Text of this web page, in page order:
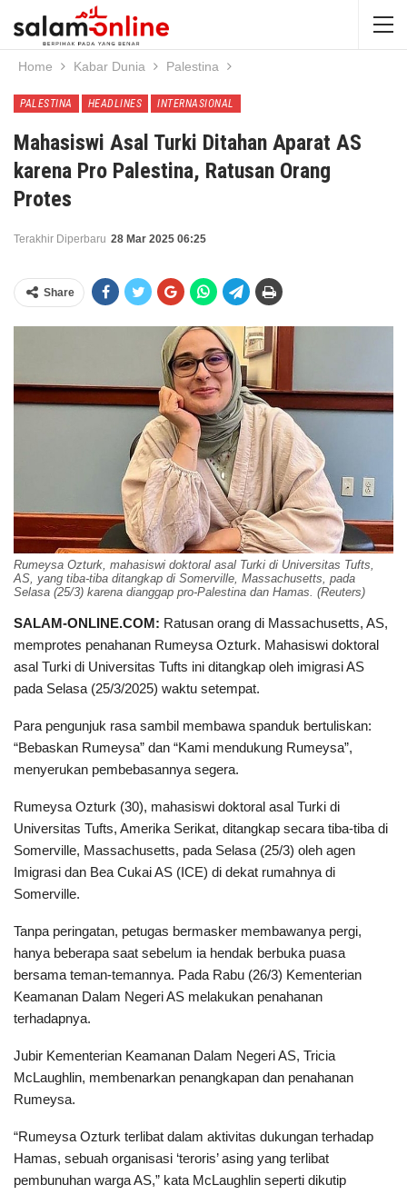
Home Kabar Dunia Palestina
PALESTINA HEADLINES INTERNASIONAL
Mahasiswi Asal Turki Ditahan Aparat AS
karena Pro Palestina, Ratusan Orang
Protes
Terakhir Diperbaru 28 Mar 2025 06:25
Share
Rumeysa Ozturk, mahasiswi doktoral asal Turki di Universitas Tufts,
AS, yang tiba-tiba ditangkap di Somerville, Massachusetts, pada
Selasa (25/3) karena dianggap pro-Palestina dan Hamas. (Reuters)
SALAM-ONLINE.COM: Ratusan orang di Massachusetts, AS,
memprotes penahanan Rumeysa Ozturk. Mahasiswi doktoral
asal Turki di Universitas Tufts ini ditangkap oleh imigrasi AS
pada Selasa (25/3/2025) waktu setempat.
Para pengunjuk rasa sambil membawa spanduk bertuliskan:
“Bebaskan Rumeysa” dan “Kami mendukung Rumeysa”,
menyerukan pembebasannya segera.
Rumeysa Ozturk (30), mahasiswi doktoral asal Turki di
Universitas Tufts, Amerika Serikat, ditangkap secara tiba-tiba di
Somerville, Massachusetts, pada Selasa (25/3) oleh agen
Imigrasi dan Bea Cukai AS (ICE) di dekat rumahnya di
Somerville.
Tanpa peringatan, petugas bermasker membawanya pergi,
hanya beberapa saat sebelum ia hendak berbuka puasa
bersama teman-temannya. Pada Rabu (26/3) Kementerian
Keamanan Dalam Negeri AS melakukan penahanan
terhadapnya.
Jubir Kementerian Keamanan Dalam Negeri AS, Tricia
McLaughlin, membenarkan penangkapan dan penahanan
Rumeysa.
“Rumeysa Ozturk terlibat dalam aktivitas dukungan terhadap
Hamas, sebuah organisasi ‘teroris’ asing yang terlibat
pembunuhan warga AS,” kata McLaughlin seperti dikutip